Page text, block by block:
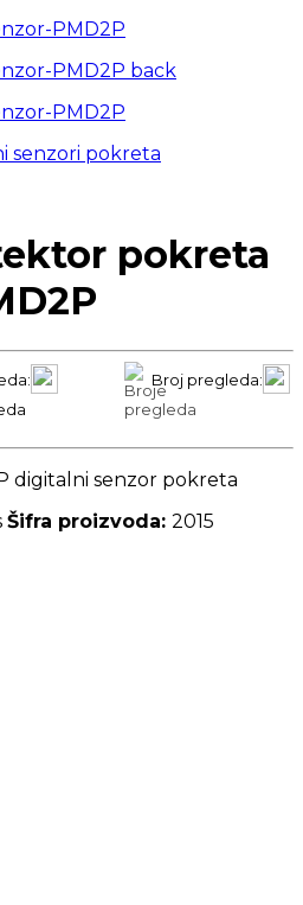
senzori pokreta
pokreta
Broj pregleda:
digitalni senzor pokreta
Šifra proizvoda: 2015